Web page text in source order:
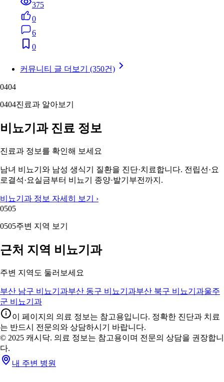
375
0
6
0
커뮤니티 글 더보기 (350건)
0404
0404진료과 알아보기
비뇨기과 진료 정보
진료과 정보를 확인해 보세요
남녀 비뇨기와 남성 생식기 질환을 진단·치료합니다. 전립선·요
로결석·요실금부터 비뇨기 종양·발기부전까지.
비뇨기과 정보 자세히 보기 ›
0505
0505주변 지역 보기
근처 지역 비뇨기과
주변 지역도 둘러보세요
부산 남구 비뇨기과부산 동구 비뇨기과부산 북구 비뇨기과울주
군 비뇨기과
이 페이지의 의료 정보는 참고용입니다. 정확한 진단과 치료
는 반드시 전문의와 상담하시기 바랍니다.
© 2025 캐시닥. 의료 정보는 참고용이며 전문의 상담을 권장합니
다.
내 주변 병원